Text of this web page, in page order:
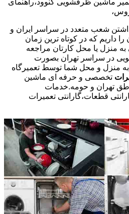
داشتن شعب متعدد در سراسر ایران و
داریم که در کوتاه ترین زمان
منزل یا محل کارتان مراجعه
در سراسر تهران بصورت
منزل و محل شما توسط تعمیرگاه
تخصصی و حرفه ای ماشین
تهران و حومه.خدمات
قطعات،گارانتی تعمیرات